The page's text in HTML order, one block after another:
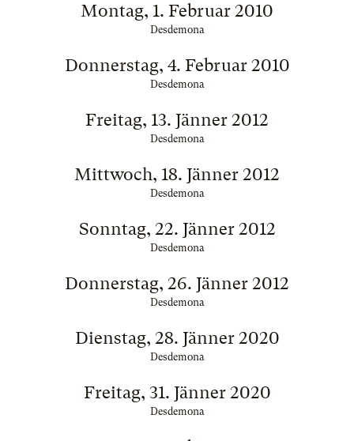
Montag, 1. Februar 2010
Desdemona
Donnerstag, 4. Februar 2010
Desdemona
Freitag, 13. Jänner 2012
Desdemona
Mittwoch, 18. Jänner 2012
Desdemona
Sonntag, 22. Jänner 2012
Desdemona
Donnerstag, 26. Jänner 2012
Desdemona
Dienstag, 28. Jänner 2020
Desdemona
Freitag, 31. Jänner 2020
Desdemona